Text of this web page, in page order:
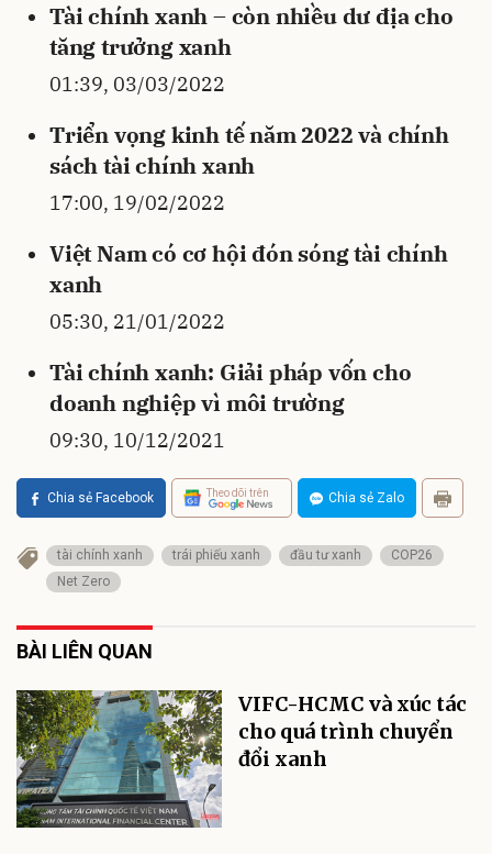
Tài chính xanh – còn nhiều dư địa cho
tăng trưởng xanh
01:39, 03/03/2022
Triển vọng kinh tế năm 2022 và chính
sách tài chính xanh
17:00, 19/02/2022
Việt Nam có cơ hội đón sóng tài chính
xanh
05:30, 21/01/2022
Tài chính xanh: Giải pháp vốn cho
doanh nghiệp vì môi trường
09:30, 10/12/2021
Chia sẻ Facebook Theo dõi trên Chia sẻ Zalo
tài chính xanh trái phiếu xanh đầu tư xanh
COP26
Net Zero
BÀI LIÊN QUAN
VIFC-HCMC và xúc tác
cho quá trình chuyển
đổi xanh